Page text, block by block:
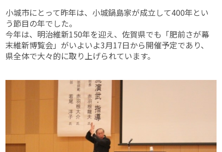
小城市にとって昨年は、小城鍋島家が成立して400年とい
う節目の年でした。
今年は、明治維新150年を迎え、佐賀県でも「肥前さが幕
末維新博覧会」がいよいよ3月17日から開催予定であり、
県全体で大々的に取り上げられています。